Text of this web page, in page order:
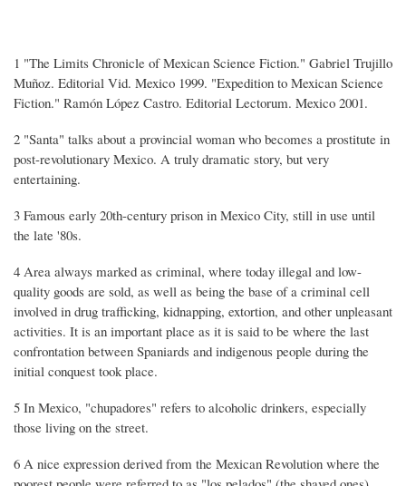
1 "The Limits Chronicle of Mexican Science Fiction." Gabriel Trujillo
Muñoz. Editorial Vid. Mexico 1999. "Expedition to Mexican Science
Fiction." Ramón López Castro. Editorial Lectorum. Mexico 2001.
2 "Santa" talks about a provincial woman who becomes a prostitute in
post-revolutionary Mexico. A truly dramatic story, but very
entertaining.
3 Famous early 20th-century prison in Mexico City, still in use until
the late '80s.
4 Area always marked as criminal, where today illegal and low-
quality goods are sold, as well as being the base of a criminal cell
involved in drug trafficking, kidnapping, extortion, and other unpleasant
activities. It is an important place as it is said to be where the last
confrontation between Spaniards and indigenous people during the
initial conquest took place.
5 In Mexico, "chupadores" refers to alcoholic drinkers, especially
those living on the street.
6 A nice expression derived from the Mexican Revolution where the